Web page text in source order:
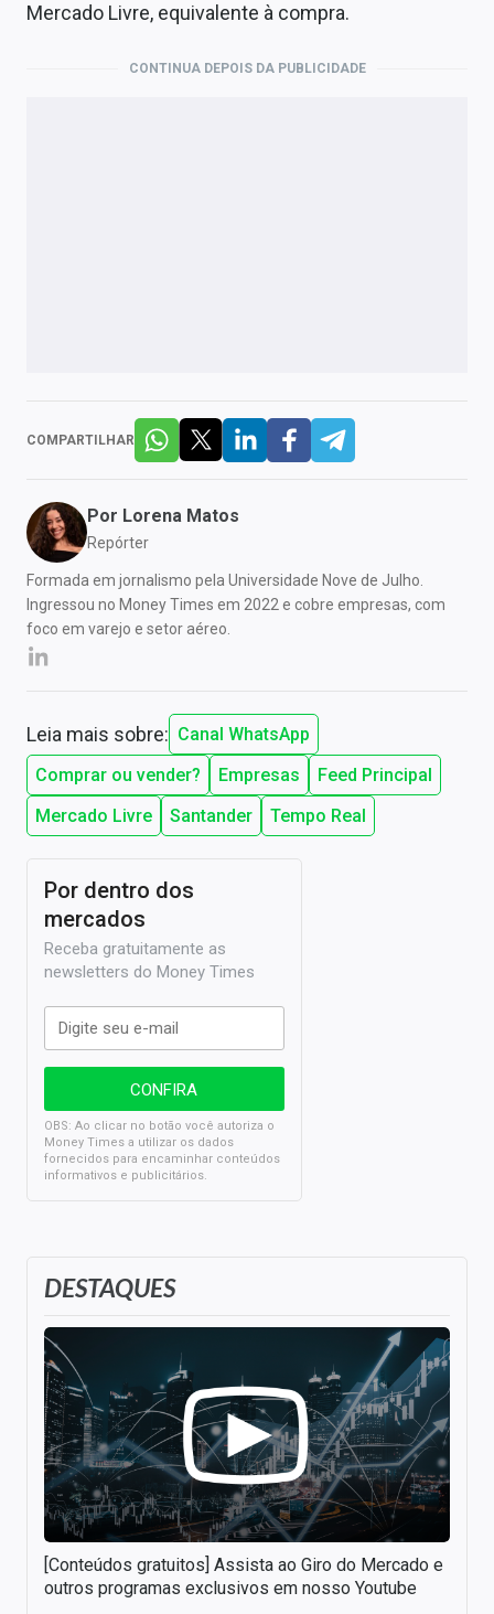
Mercado Livre, equivalente à compra.
CONTINUA DEPOIS DA PUBLICIDADE
COMPARTILHAR
Por Lorena Matos
Repórter
Formada em jornalismo pela Universidade Nove de Julho.
Ingressou no Money Times em 2022 e cobre empresas, com
foco em varejo e setor aéreo.
Leia mais sobre: Canal WhatsApp
Comprar ou vender?
Empresas
Feed Principal
Mercado Livre
Santander Tempo Real
DESTAQUES
[Conteúdos gratuitos] Assista ao Giro do Mercado e
outros programas exclusivos em nosso Youtube
Por dentro dos
mercados
Receba gratuitamente as
newsletters do Money Times
OBS: Ao clicar no botão você autoriza o
Money Times a utilizar os dados
fornecidos para encaminhar conteúdos
informativos e publicitários.